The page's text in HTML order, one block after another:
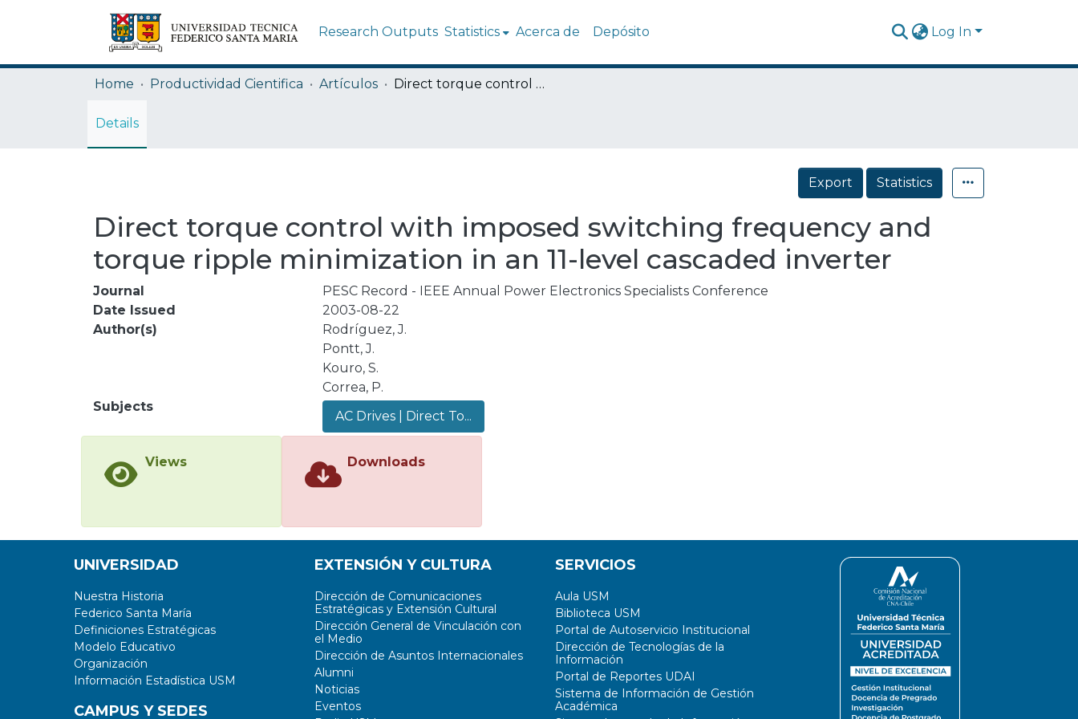
Research Outputs Statistics Acerca de Depósito Log In
Home Productividad Cientifica Artículos Direct torque control with imposed switching frequency and torque ripple minimization in an 11-level cascaded inverter
Details
Export Statistics
Direct torque control with imposed switching frequency and
torque ripple minimization in an 11-level cascaded inverter
Journal
PESC Record - IEEE Annual Power Electronics Specialists Conference
Date Issued
2003-08-22
Author(s)
Rodríguez, J.
Pontt, J.
Kouro, S.
Correa, P.
Subjects
AC Drives | Direct To...
Views Downloads
UNIVERSIDAD
Nuestra Historia
Federico Santa María
Definiciones Estratégicas
Modelo Educativo
Organización
Información Estadística USM
CAMPUS Y SEDES
EXTENSIÓN Y CULTURA
Dirección de Comunicaciones
Estratégicas y Extensión Cultural
Dirección General de Vinculación con
el Medio
Dirección de Asuntos Internacionales
Alumni
Noticias
Eventos
SERVICIOS
Aula USM
Biblioteca USM
Portal de Autoservicio Institucional
Dirección de Tecnologías de la
Información
Portal de Reportes UDAI
Sistema de Información de Gestión
Académica